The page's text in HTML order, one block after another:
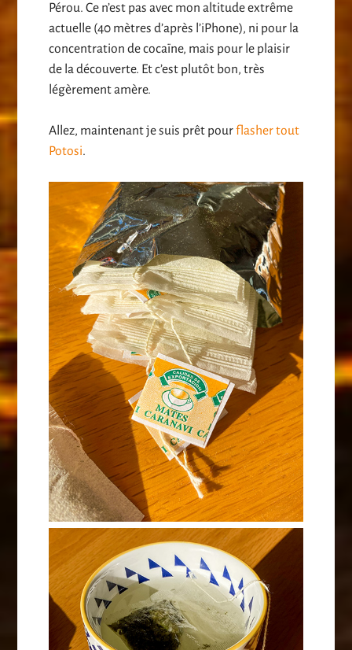
Pérou. Ce n’est pas avec mon altitude extrême
actuelle (40 mètres d’après l’iPhone), ni pour la
concentration de cocaïne, mais pour le plaisir
de la découverte. Et c’est plutôt bon, très
légèrement amère.
Allez, maintenant je suis prêt pourflasher tout
Potosi.